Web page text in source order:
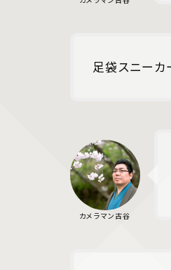
足袋スニーカ